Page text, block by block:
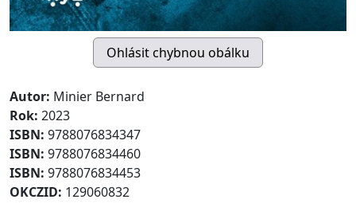
Autor: Minier Bernard
Rok: 2023
ISBN: 9788076834347
ISBN: 9788076834460
ISBN: 9788076834453
OKCZID: 129060832